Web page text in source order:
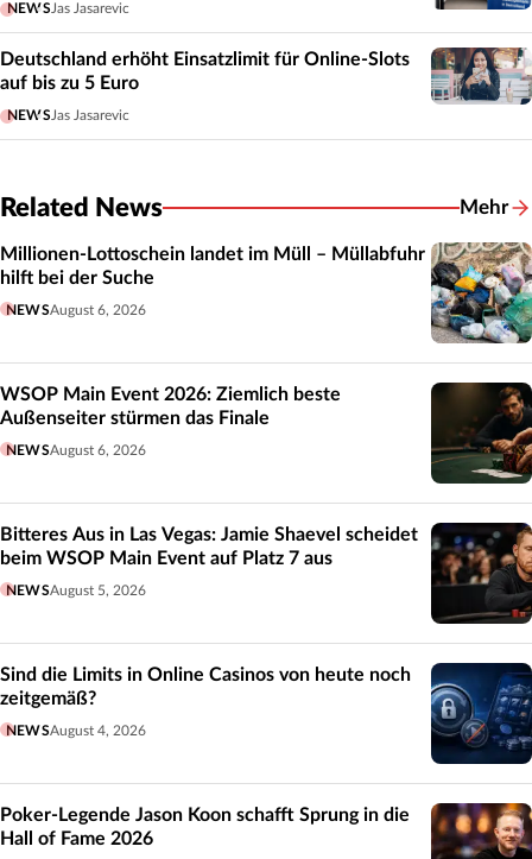
NEWS Jas Jasarevic
Deutschland erhöht Einsatzlimit für Online-Slots
auf bis zu 5 Euro
NEWS Jas Jasarevic
Related News Mehr
Millionen-Lottoschein landet im Müll – Müllabfuhr
hilft bei der Suche
NEWSAugust 6, 2026
WSOP Main Event 2026: Ziemlich beste
Außenseiter stürmen das Finale
NEWSAugust 6, 2026
Bitteres Aus in Las Vegas: Jamie Shaevel scheidet
beim WSOP Main Event auf Platz 7 aus
NEWSAugust 5, 2026
Sind die Limits in Online Casinos von heute noch
zeitgemäß?
NEWSAugust 4, 2026
Poker-Legende Jason Koon schafft Sprung in die
Hall of Fame 2026